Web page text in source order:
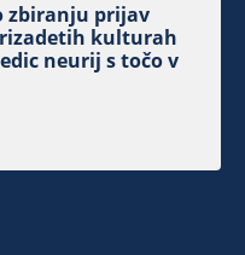
zbiranju prijav
kulturah
neurij s točo v